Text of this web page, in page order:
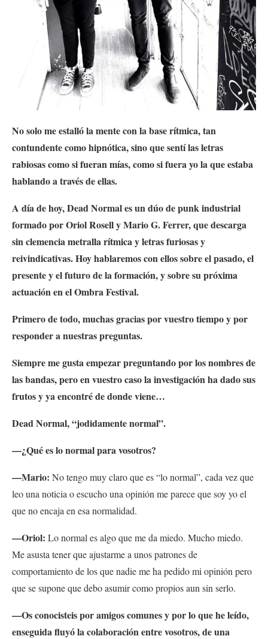
No solo me estalló la mente con la base rítmica, tan
contundente como hipnótica, sino que sentí las letras
rabiosas como si fueran mías, como si fuera yo la que estaba
hablando a través de ellas.
A día de hoy, Dead Normal es un dúo de punk industrial
formado por Oriol Rosell y Mario G. Ferrer, que descarga
sin clemencia metralla rítmica y letras furiosas y
reivindicativas. Hoy hablaremos con ellos sobre el pasado, el
presente y el futuro de la formación, y sobre su próxima
actuación en el Ombra Festival.
Primero de todo, muchas gracias por vuestro tiempo y por
responder a nuestras preguntas.
Siempre me gusta empezar preguntando por los nombres de
las bandas, pero en vuestro caso la investigación ha dado sus
frutos y ya encontré de donde viene…
Dead Normal, “jodidamente normal”.
—¿Qué es lo normal para vosotros?
—Mario: No tengo muy claro que es “lo normal”, cada vez que
leo una noticia o escucho una opinión me parece que soy yo el
que no encaja en esa normalidad.
—Oriol: Lo normal es algo que me da miedo. Mucho miedo.
Me asusta tener que ajustarme a unos patrones de
comportamiento de los que nadie me ha pedido mi opinión pero
que se supone que debo asumir como propios aun sin serlo.
—Os conocisteis por amigos comunes y por lo que he leído,
enseguida fluyó la colaboración entre vosotros, de una